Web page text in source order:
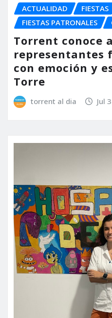
ACTUALIDAD
FIESTAS
FIESTAS PATRONALES
Torrent conoce
representantes
con emoción y
Torre
torrent al dia Jul